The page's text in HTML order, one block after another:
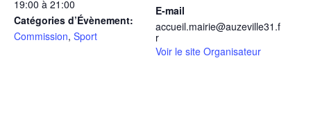
19:00 à 21:00
Catégories d’Évènement:
Commission, Sport
E-mail
accueil.mairie@auzeville31.f
r
Voir le site Organisateur